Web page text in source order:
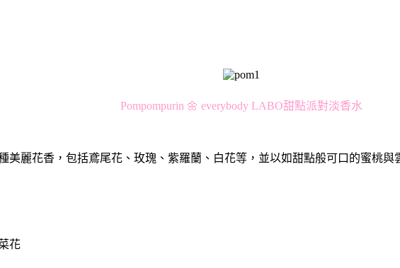
Pompompurin 🌼 everybody LABO甜點派對淡香水
美麗花香，包括鳶尾花、玫瑰、紫羅蘭、白花等，並以如甜點般可口的蜜桃
花